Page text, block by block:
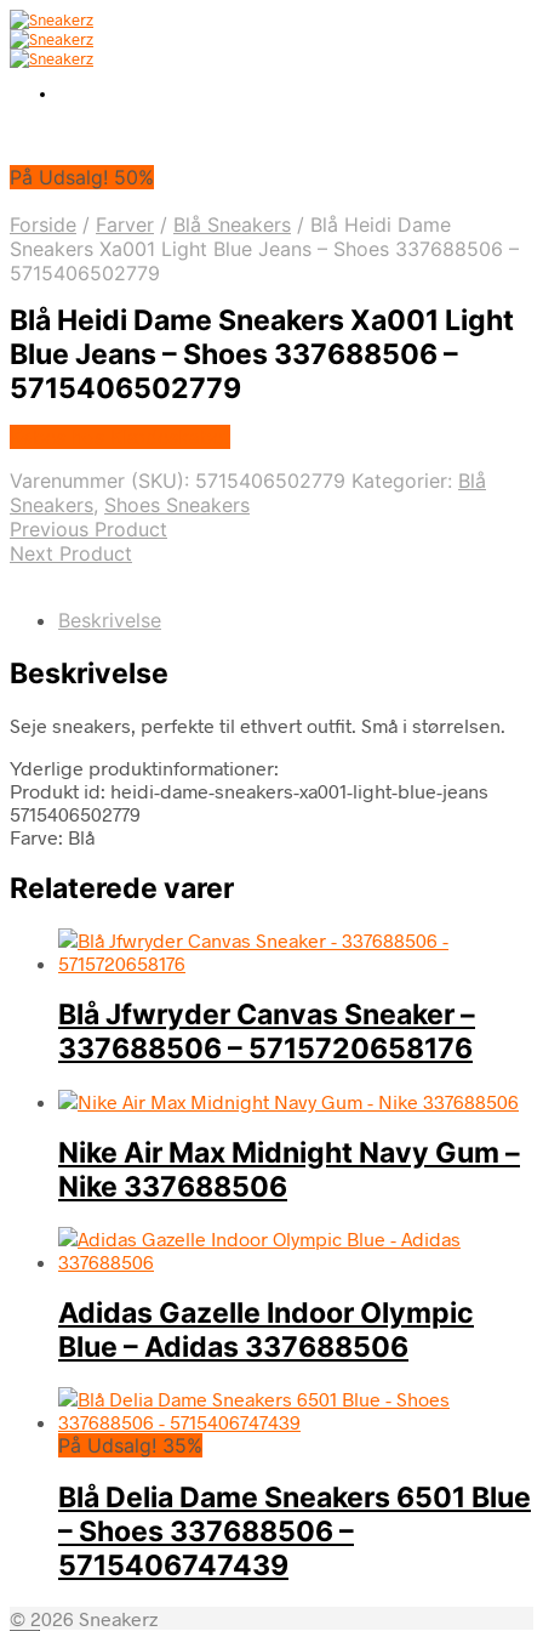
På Udsalg! 50%
Forside / Farver / Blå Sneakers / Blå Heidi Dame
Sneakers Xa001 Light Blue Jeans – Shoes 337688506 –
5715406502779
Blå Heidi Dame Sneakers Xa001 Light
Blue Jeans – Shoes 337688506 –
5715406502779
Varenummer (SKU): 5715406502779 Kategorier: Blå
Sneakers, Shoes Sneakers
Previous Product
Next Product
Beskrivelse
Beskrivelse
Seje sneakers, perfekte til ethvert outfit. Små i størrelsen.
Yderlige produktinformationer:
Produkt id: heidi-dame-sneakers-xa001-light-blue-jeans
5715406502779
Farve: Blå
Relaterede varer
Blå Jfwryder Canvas Sneaker –
337688506 – 5715720658176
Nike Air Max Midnight Navy Gum –
Nike 337688506
Adidas Gazelle Indoor Olympic
Blue – Adidas 337688506
På Udsalg! 35%
Blå Delia Dame Sneakers 6501 Blue
– Shoes 337688506 –
5715406747439
© 2026 Sneakerz